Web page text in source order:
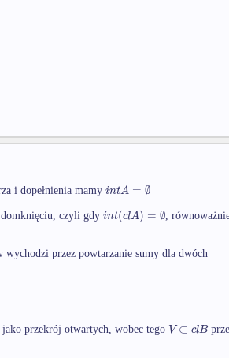
i dopełnienia mamyintA = ∅
czyli gdy int(clA) = ∅,
przez powtarzanie sumy dla dwóch
przekrój otwartych, wobec tego V ⊂ clB